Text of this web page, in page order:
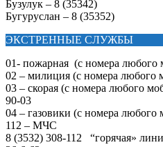
Бузулук – 8 (35342)
Бугуруслан – 8 (35352)
ЭКСТРЕННЫЕ СЛУЖБЫ
01- пожарная (с номера любого
02 – милиция (с номера любого
03 – скорая (с номера любого
90-03
04 – газовики (с номера любого
112 – МЧС
8 (3532) 308-112 “горячая»